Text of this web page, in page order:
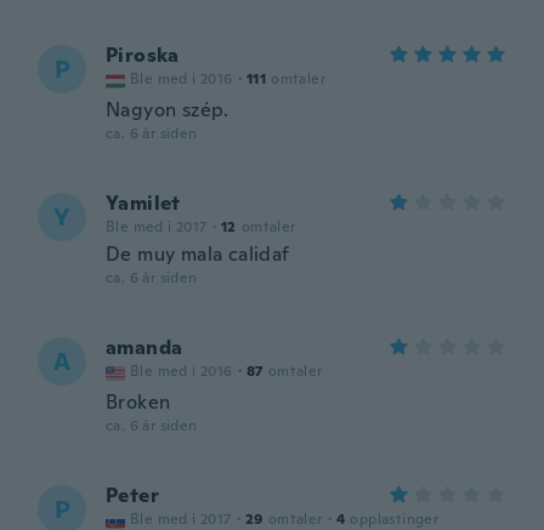
P Piroska
Ble med i 2016 · 111 omtaler
Nagyon szép.
ca. 6 år siden
Y Yamilet
Ble med i 2017 · 12 omtaler
De muy mala calidaf
ca. 6 år siden
A amanda
Ble med i 2016 · 87 omtaler
Broken
ca. 6 år siden
P Peter
Ble med i 2017 · 29 omtaler · 4 opplastinger